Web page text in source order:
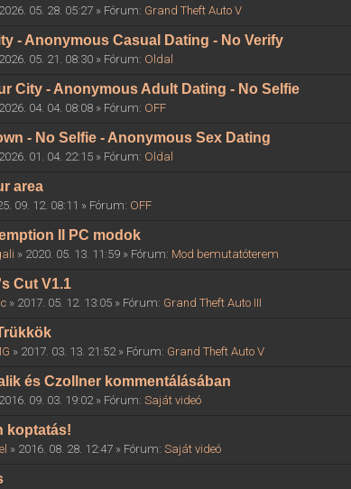
05. 28. 05:27 » Fórum: Grand Theft Auto V
- Anonymous Casual Dating - No Verify
05. 21. 08:30 » Fórum: Oldal
City - Anonymous Adult Dating - No Selfie
04. 04. 08:08 » Fórum: OFF
- No Selfie - Anonymous Sex Dating
01. 04. 22:15 » Fórum: Oldal
area
09. 12. 08:11 » Fórum: OFF
II PC modok
» 2020. 05. 13. 11:59 » Fórum: Mod bemutatóterem
Cut V1.1
» 2017. 05. 12. 13:05 » Fórum: Grand Theft Auto III
» 2017. 03. 13. 21:52 » Fórum: Grand Theft Auto V
és Czollner kommentálásában
09. 03. 19:02 » Fórum:Saját videó
koptatás!
» 2016. 08. 28. 12:47 » Fórum:Saját videó